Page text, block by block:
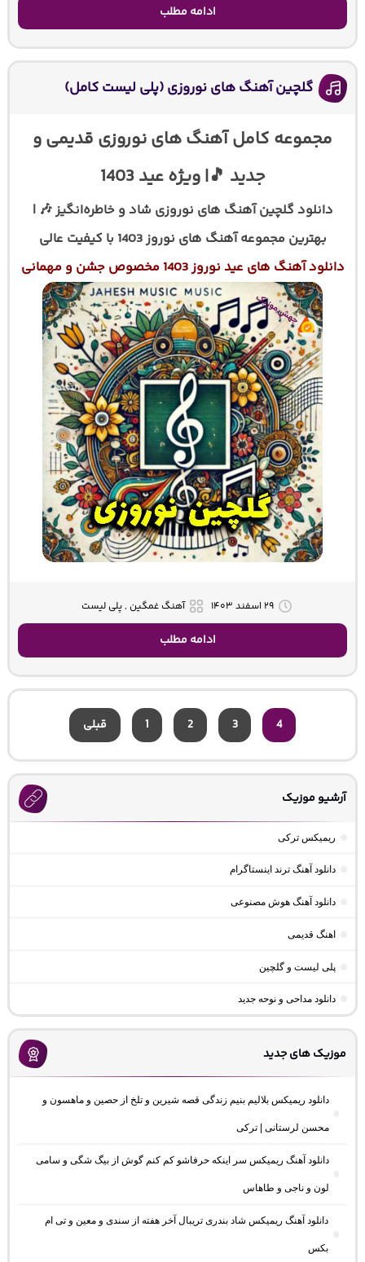
ادامه مطلب
گلچین آهنگ های نوروزی (پلی لیست کامل)
مجموعه کامل آهنگ های نوروزی قدیمی و
جدید 🎵| ویژه عید 1403
دانلود گلچین آهنگ های نوروزی شاد و خاطره‌انگیز 🎶 |
بهترین مجموعه آهنگ های نوروز 1403 با کیفیت عالی
دانلود آهنگ های عید نوروز 1403 مخصوص جشن و مهمانی
۲۹ اسفند ۱۴۰۳ آهنگ غمگین , پلی لیست
ادامه مطلب
قبلی 1 2 3 4
آرشیو موزیک
ریمیکس ترکی
دانلود آهنگ ترند اینستاگرام
دانلود آهنگ هوش مصنوعی
اهنگ قدیمی
پلی لیست و گلچین
دانلود مداحی و نوحه جدید
موزیک های جدید
دانلود ریمیکس بلالیم بنیم زندگی قصه شیرین و تلخ از حصین و ماهسون و
محسن لرستانی | ترکی
دانلود آهنگ ریمیکس سر اینکه حرفاشو کم کنم گوش از بیگ شگی و سامی
لون و ناجی و طاهاس
دانلود آهنگ ریمیکس شاد بندری تریبال آخر هفته از سندی و معین و تی ام
بکس